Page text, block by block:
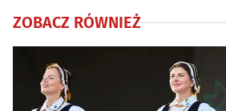
ZOBACZ RÓWNIEŻ